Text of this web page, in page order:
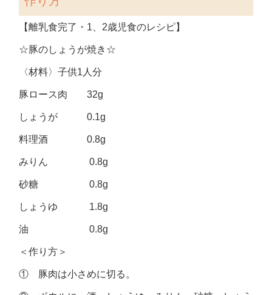
【離乳食完了・1、2歳児食のレシピ】
☆豚のしょうが焼き☆
〈材料〉子供1人分
豚ロース肉 32g
しょうが 0.1g
料理酒 0.8g
みりん 0.8g
砂糖 0.8g
しょうゆ 1.8g
油 0.8g
＜作り方＞
① 豚肉は小さめに切る。